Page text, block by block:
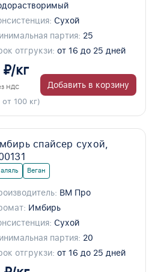
Сухой
партия: 25
отгрукзи: от 16 до 25 дней
кг
НДС
100 кг)
Добавить в корзину
спайсер сухой,
Веган
ВМ Про
Имбирь
Сухой
партия: 20
отгрукзи: от 16 до 25 дней